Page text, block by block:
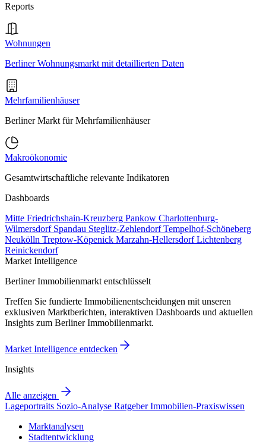
Reports
Wohnungen
Berliner Wohnungsmarkt mit detaillierten Daten
Mehrfamilienhäuser
Berliner Markt für Mehrfamilienhäuser
Makroökonomie
Gesamtwirtschaftliche relevante Indikatoren
Dashboards
Mitte Friedrichshain-Kreuzberg Pankow Charlottenburg-
Wilmersdorf Spandau Steglitz-ZehlendorfTempelhof-Schöneberg
Neukölln Treptow-Köpenick Marzahn-HellersdorfLichtenberg
Reinickendorf
Market Intelligence
Berliner Immobilienmarkt entschlüsselt
Treffen Sie fundierte Immobilienentscheidungen mit unseren
exklusiven Marktberichten, interaktiven Dashboards und aktuellen
Insights zum Berliner Immobilienmarkt.
Market Intelligence entdecken
Insights
Alle anzeigen
Lageportraits Sozio-Analyse RatgeberImmobilien-Praxiswissen
Marktanalysen
Stadtentwicklung